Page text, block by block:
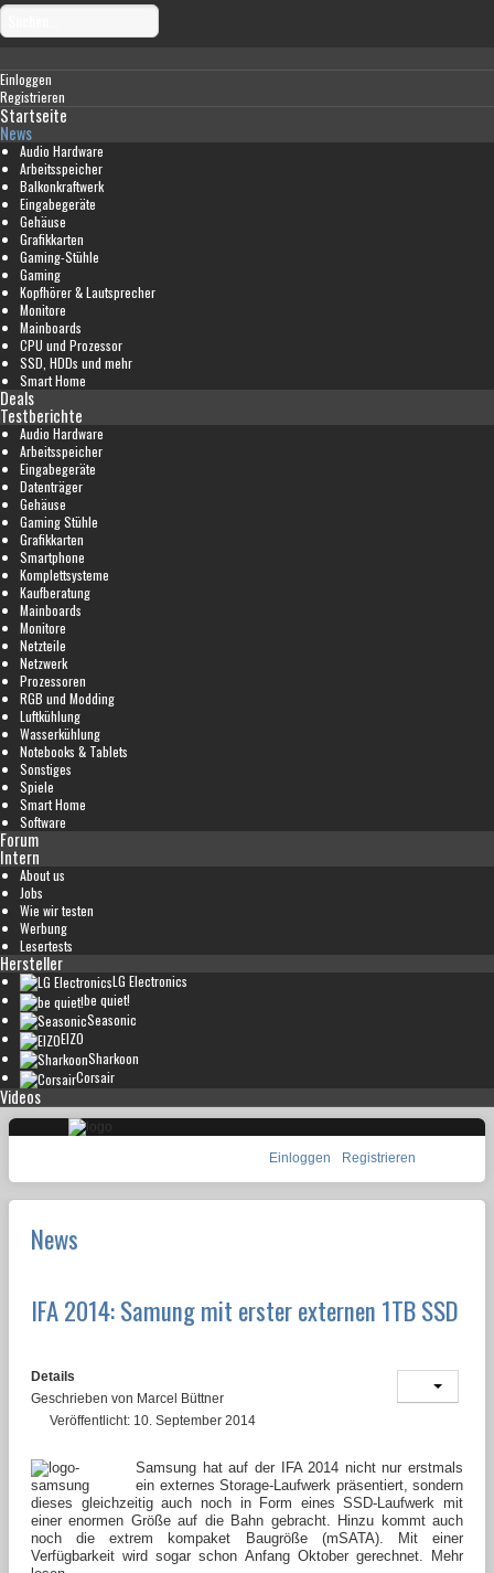
Einloggen
Registrieren
Startseite
News
Audio Hardware
Arbeitsspeicher
Balkonkraftwerk
Eingabegeräte
Gehäuse
Grafikkarten
Gaming-Stühle
Gaming
Kopfhörer & Lautsprecher
Monitore
Mainboards
CPU und Prozessor
SSD, HDDs und mehr
Smart Home
Deals
Testberichte
Audio Hardware
Arbeitsspeicher
Eingabegeräte
Datenträger
Gehäuse
Gaming Stühle
Grafikkarten
Smartphone
Komplettsysteme
Kaufberatung
Mainboards
Monitore
Netzteile
Netzwerk
Prozessoren
RGB und Modding
Luftkühlung
Wasserkühlung
Notebooks & Tablets
Sonstiges
Spiele
Smart Home
Software
Forum
Intern
About us
Jobs
Wie wir testen
Werbung
Lesertests
Hersteller
LG Electronics
be quiet!
Seasonic
EIZO
Sharkoon
Corsair
Videos
Einloggen Registrieren
News
IFA 2014: Samung mit erster externen 1TB SSD
Details
Geschrieben von Marcel Büttner
Veröffentlicht: 10. September 2014
Samsung hat auf der IFA 2014 nicht nur erstmals
ein externes Storage-Laufwerk präsentiert, sondern
dieses gleichzeitig auch noch in Form eines SSD-Laufwerk mit
einer enormen Größe auf die Bahn gebracht. Hinzu kommt auch
noch die extrem kompaket Baugröße (mSATA). Mit einer
Verfügbarkeit wird sogar schon Anfang Oktober gerechnet. Mehr